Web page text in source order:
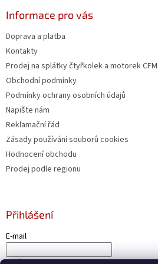
Informace pro vás
Doprava a platba
Kontakty
Prodej na splátky čtyřkolek a motorek
Obchodní podmínky
Podmínky ochrany osobních údajů
Napište nám
Reklamační řád
Zásady používání souborů cookies
Hodnocení obchodu
Prodej podle regionu
Přihlášení
E-mail